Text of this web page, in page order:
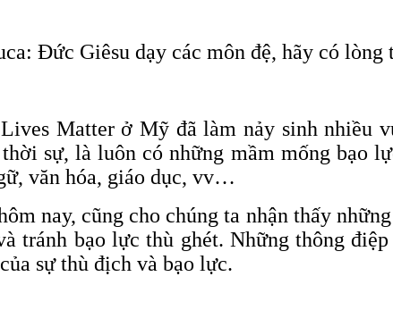
Đức Giêsu dạy các môn đệ, hãy có
Matter ở Mỹ đã làm nảy sinh nhiều
sự, là luôn có những mầm mống bạo
văn hóa, giáo dục, vv…
nay, cũng cho chúng ta nhận thấy
tránh bạo lực thù ghét. Những thông
sự thù địch và bạo lực.